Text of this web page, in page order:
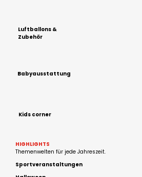
Luftballons &
Zubehör
Babyausstattung
Kids corner
HIGHLIGHTS
Themenwelten für jede Jahreszeit.
Sportveranstaltungen